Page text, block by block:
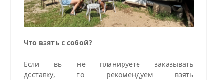
Что взять с собой?
Если вы не планируете заказывать
доставку, то рекомендуем взять